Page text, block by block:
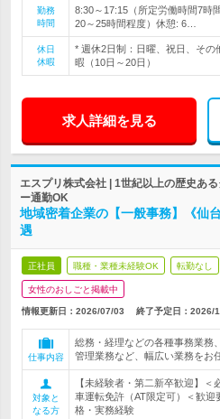
勤務
時間
8:30～17:15（所定労働時間7時
20～25時間程度）休憩: 6…
休日
休暇
* 週休2日制：日曜、祝日、その
暇（10日～20日）
求人詳細を見る
エスプリ株式会社 | 1世紀以上の歴史あ
ー通勤OK
地域密着企業の【一般事務】《
遇
正社員 職種・業種未経験OK 転勤なし
女性のおしごと掲載中
情報更新日：2026/07/03 終了予定日： 2026/
仕事内容
総務・経理などの各種事務業務
管理業務など、幅広い業務をお
対象と
なる方
【未経験者・第二新卒歓迎】
車運転免許（AT限定可）＜歓
格・実務経験